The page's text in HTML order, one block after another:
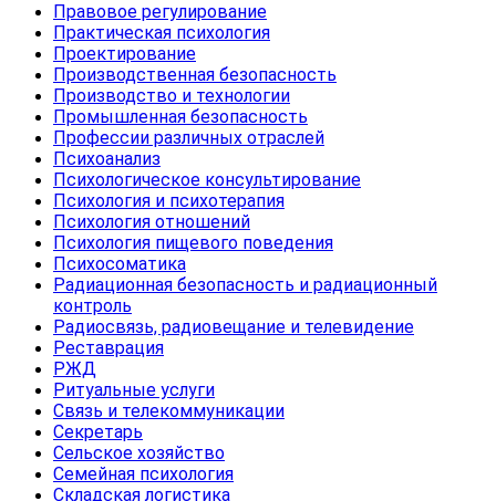
Правовое регулирование
Практическая психология
Проектирование
Производственная безопасность
Производство и технологии
Промышленная безопасность
Профессии различных отраслей
Психоанализ
Психологическое консультирование
Психология и психотерапия
Психология отношений
Психология пищевого поведения
Психосоматика
Радиационная безопасность и радиационный
контроль
Радиосвязь, радиовещание и телевидение
Реставрация
РЖД
Ритуальные услуги
Связь и телекоммуникации
Секретарь
Сельское хозяйство
Семейная психология
Складская логистика